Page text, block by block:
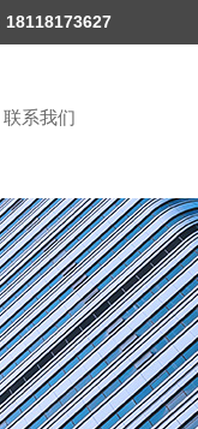
18118173627
联系我们